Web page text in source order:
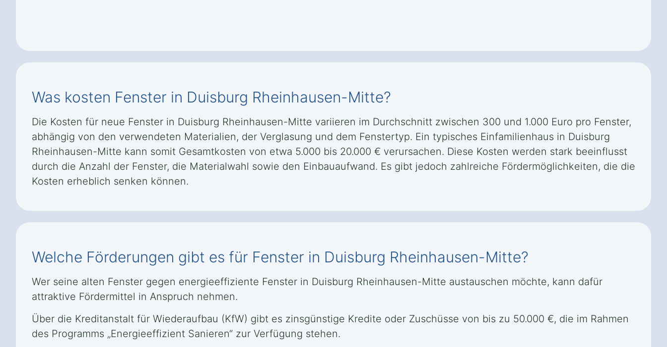
Was kosten Fenster in Duisburg Rheinhausen-Mitte?
Die Kosten für neue Fenster in Duisburg Rheinhausen-Mitte variieren im Durchschnitt zwischen 300 und 1.000 Euro pro Fenster,
abhängig von den verwendeten Materialien, der Verglasung und dem Fenstertyp. Ein typisches Einfamilienhaus in Duisburg
Rheinhausen-Mitte kann somit Gesamtkosten von etwa 5.000 bis 20.000 € verursachen. Diese Kosten werden stark beeinflusst
durch die Anzahl der Fenster, die Materialwahl sowie den Einbauaufwand. Es gibt jedoch zahlreiche Fördermöglichkeiten, die die
Kosten erheblich senken können.
Welche Förderungen gibt es für Fenster in Duisburg Rheinhausen-Mitte?
Wer seine alten Fenster gegen energieeffiziente Fenster in Duisburg Rheinhausen-Mitte austauschen möchte, kann dafür
attraktive Fördermittel in Anspruch nehmen.
Über die Kreditanstalt für Wiederaufbau (KfW) gibt es zinsgünstige Kredite oder Zuschüsse von bis zu 50.000 €, die im Rahmen
des Programms „Energieeffizient Sanieren“ zur Verfügung stehen.